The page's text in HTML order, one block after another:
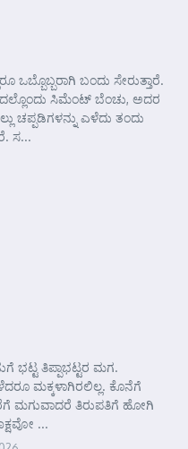
ಒಬ್ಬೊಬ್ಬರಾಗಿ ಬಂದು ಸೇರುತ್ತಾರೆ.
ಸಿಮೆಂಟ್ ಬೆಂಚು, ಅದರ
ಚಪ್ಪಡಿಗಳನ್ನು ಎಳೆದು ತಂದು
ಸ...
ಭಟ್ಟ ತಿಪ್ಪಾಭಟ್ಟರ ಮಗ.
ಮಕ್ಕಳಾಗಿರಲಿಲ್ಲ. ಕೊನೆಗೆ
ಮಗುವಾದರೆ ತಿರುಪತಿಗೆ ಹೋಗಿ
...